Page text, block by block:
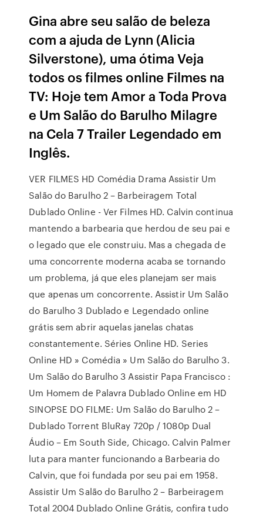
Gina abre seu salão de beleza
com a ajuda de Lynn (Alicia
Silverstone), uma ótima Veja
todos os filmes online Filmes na
TV: Hoje tem Amor a Toda Prova
e Um Salão do Barulho Milagre
na Cela 7 Trailer Legendado em
Inglês.
VER FILMES HD Comédia Drama Assistir Um
Salão do Barulho 2 – Barbeiragem Total
Dublado Online - Ver Filmes HD. Calvin continua
mantendo a barbearia que herdou de seu pai e
o legado que ele construiu. Mas a chegada de
uma concorrente moderna acaba se tornando
um problema, já que eles planejam ser mais
que apenas um concorrente. Assistir Um Salão
do Barulho 3 Dublado e Legendado online
grátis sem abrir aquelas janelas chatas
constantemente. Séries Online HD. Series
Online HD » Comédia » Um Salão do Barulho 3.
Um Salão do Barulho 3 Assistir Papa Francisco :
Um Homem de Palavra Dublado Online em HD
SINOPSE DO FILME: Um Salão do Barulho 2 –
Dublado Torrent BluRay 720p / 1080p Dual
Áudio – Em South Side, Chicago. Calvin Palmer
luta para manter funcionando a Barbearia do
Calvin, que foi fundada por seu pai em 1958.
Assistir Um Salão do Barulho 2 – Barbeiragem
Total 2004 Dublado Online Grátis, confira tudo